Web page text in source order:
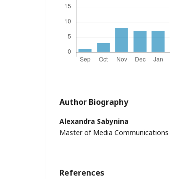
Author Biography
Alexandra Sabynina
Master of Media Communications
References